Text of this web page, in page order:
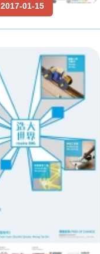
2017-01-15